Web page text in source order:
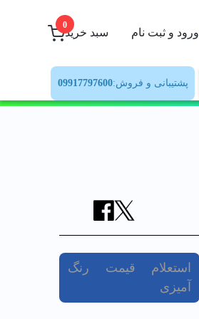
ورود و ثبت نام سبد خرید
0
پشتیبانی و فروش:09917797600
استعلام قیمت رنگ
آمیزی